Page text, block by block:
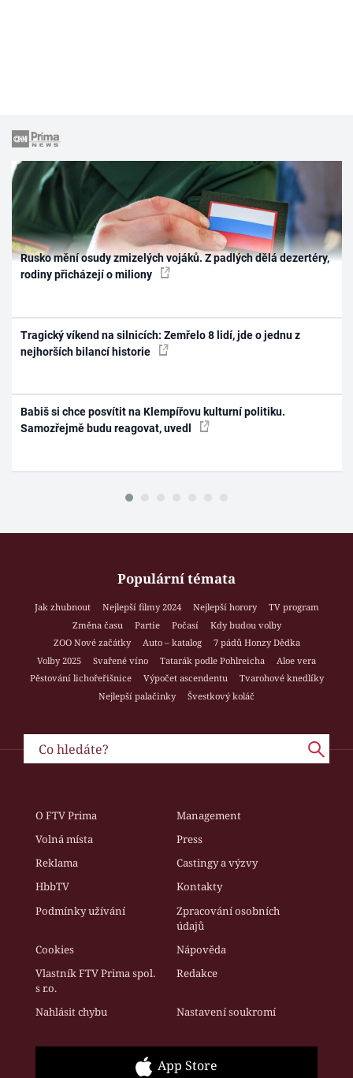
Rusko mění osudy zmizelých vojáků. Z padlých dělá dezertéry,
rodiny přicházejí o miliony
Tragický víkend na silnicích: Zemřelo 8 lidí, jde o jednu z
nejhorších bilancí historie
Babiš si chce posvítit na Klempířovu kulturní politiku.
Samozřejmě budu reagovat, uvedl
Populární témata
Jak zhubnout Nejlepší filmy 2024 Nejlepší horory
TV program
Změna času
Partie Počasí
Kdy budou volby
ZOO Nové začátky
Auto – katalog
7 pádů Honzy Dědka
Volby 2025
Svařené víno Tatarák podle Pohlreicha
Aloe vera
Pěstování lichořeřišnice
Výpočet ascendentu
Tvarohové knedlíky
Nejlepší palačinky
Švestkový koláč
O FTV Prima
Management
Volná místa
Press
Reklama
Castingy a výzvy
HbbTV
Kontakty
Podmínky užívání
Zpracování osobních
údajů
Cookies
Nápověda
Vlastník FTV Prima spol.
s r.o.
Redakce
Nahlásit chybu Nastavení soukromí
App Store